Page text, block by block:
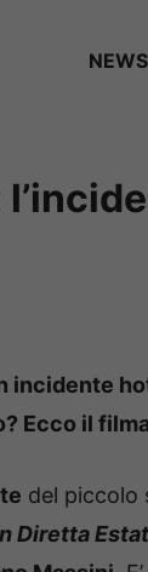
NEWS
incidente
Ecco il
del piccolo
Diretta